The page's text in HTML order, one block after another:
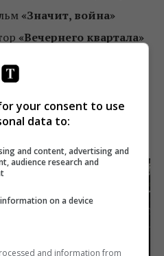
«Значит, война»
«Вечернего квартала»
9%);
6,1% (было 6,4%/5,3%);
новый выпуск + повтор)
your consent to use
data to:
and content, advertising and
audience research and
on a device
and information from